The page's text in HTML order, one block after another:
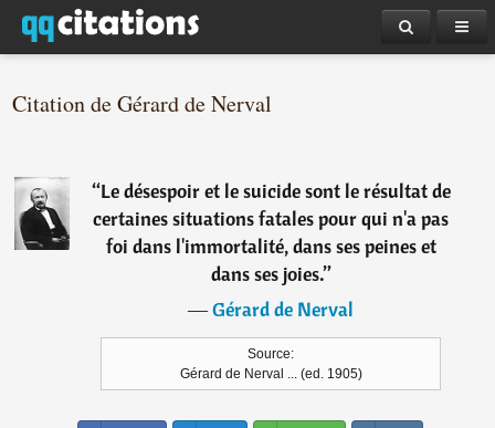
Citation de Gérard de Nerval
“Le désespoir et le suicide sont le résultat de
certaines situations fatales pour qui n'a pas
foi dans l'immortalité, dans ses peines et
dans ses joies.”
―Gérard de Nerval
Source:
Gérard de Nerval ... (ed. 1905)